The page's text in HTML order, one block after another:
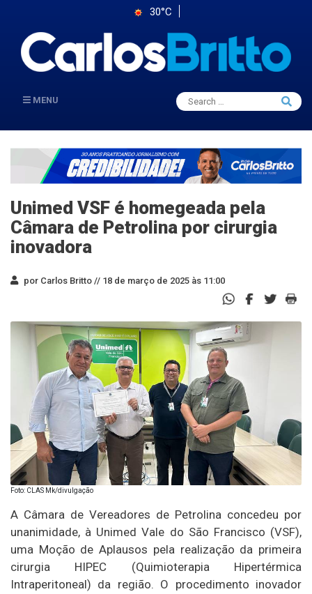
30°C
MENU
Search
for:
Search
Unimed VSF é homegeada pela
Câmara de Petrolina por cirurgia
inovadora
por Carlos Britto // 18 de março de 2025 às 11:00
Foto: CLAS Mk/divulgação
A Câmara de Vereadores de Petrolina concedeu por
unanimidade, à Unimed Vale do São Francisco (VSF),
uma Moção de Aplausos pela realização da primeira
cirurgia HIPEC (Quimioterapia Hipertérmica
Intraperitoneal) da região. O procedimento inovador